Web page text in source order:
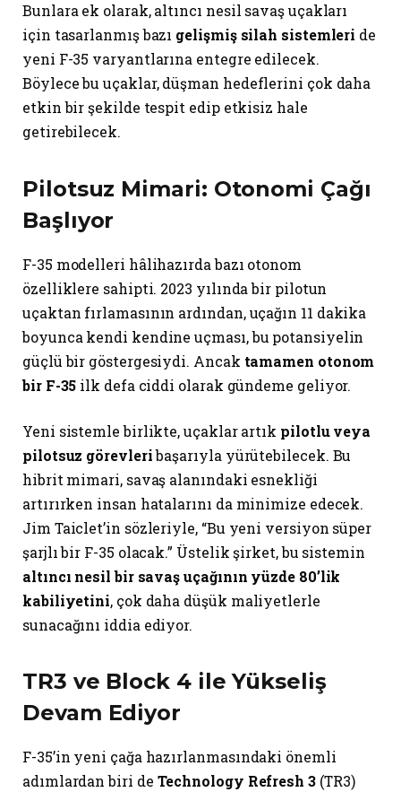
Bunlara ek olarak, altıncı nesil savaş uçakları
için tasarlanmış bazı gelişmiş silah sistemleri de
yeni F-35 varyantlarına entegre edilecek.
Böylece bu uçaklar, düşman hedeflerini çok daha
etkin bir şekilde tespit edip etkisiz hale
getirebilecek.
Pilotsuz Mimari: Otonomi Çağı
Başlıyor
F-35 modelleri hâlihazırda bazı otonom
özelliklere sahipti. 2023 yılında bir pilotun
uçaktan fırlamasının ardından, uçağın 11 dakika
boyunca kendi kendine uçması, bu potansiyelin
güçlü bir göstergesiydi. Ancak tamamen otonom
bir F-35 ilk defa ciddi olarak gündeme geliyor.
Yeni sistemle birlikte, uçaklar artık pilotlu veya
pilotsuz görevleribaşarıyla yürütebilecek. Bu
hibrit mimari, savaş alanındaki esnekliği
artırırken insan hatalarını da minimize edecek.
Jim Taiclet’in sözleriyle, “Bu yeni versiyon süper
şarjlı bir F-35 olacak.” Üstelik şirket, bu sistemin
altıncı nesil bir savaş uçağının yüzde 80’lik
kabiliyetini, çok daha düşük maliyetlerle
sunacağını iddia ediyor.
TR3 ve Block 4 ile Yükseliş
Devam Ediyor
F-35’in yeni çağa hazırlanmasındaki önemli
adımlardan biri de Technology Refresh 3(TR3)